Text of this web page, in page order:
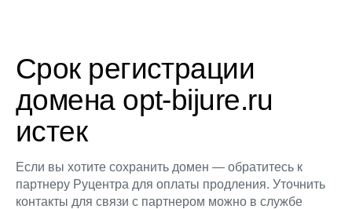
Срок регистрации
домена opt-bijure.ru
истек
Если вы хотите сохранить домен — обратитесь к
партнеру Руцентра для оплаты продления. Уточнить
контакты для связи с партнером можно в службе